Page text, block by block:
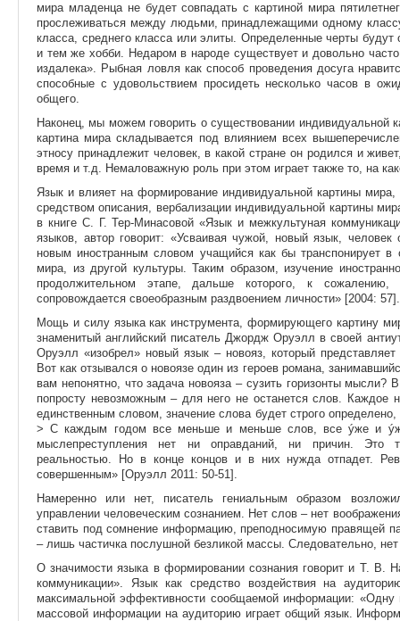
мира младенца не будет совпадать с картиной мира
прослеживаться между людьми, принадлежащими одному
класса, среднего класса или элиты. Определенные черты
и тем же хобби. Недаром в народе существует и довольно
издалека». Рыбная ловля как способ проведения досуга
способные с удовольствием просидеть несколько часов в
общего.
Наконец, мы можем говорить о существовании индивидуальной
картина мира складывается под влиянием всех
этносу принадлежит человек, в какой стране он родился и
время и т.д. Немаловажную роль при этом играет также то, на
Язык и влияет на формирование индивидуальной картины
средством описания, вербализации индивидуальной картины
в книге С. Г. Тер-Минасовой «Язык и межкультуная
языков, автор говорит: «Усваивая чужой, новый язык,
новым иностранным словом учащийся как бы транспонирует в
мира, из другой культуры. Таким образом, изучение
продолжительном этапе, дальше которого, к
сопровождается своеобразным раздвоением личности» [2004: 57].
Мощь и силу языка как инструмента, формирующего картину
знаменитый английский писатель Джордж Оруэлл в своей
Оруэлл «изобрел» новый язык – новояз, который
Вот как отзывался о новоязе один из героев романа,
вам непонятно, что задача новояза – сузить горизонты
попросту невозможным – для него не останется слов. Каждое
единственным словом, значение слова будет строго
> С каждым годом все меньше и меньше слов, все ýже и
мыслепреступления нет ни оправданий, ни причин. Это
реальностью. Но в конце концов и в них нужда отпадет.
совершенным» [Оруэлл 2011: 50-51].
Намеренно или нет, писатель гениальным образом
управлении человеческим сознанием. Нет слов – нет
ставить под сомнение информацию, преподносимую правящей
– лишь частичка послушной безликой массы. Следовательно,
О значимости языка в формировании сознания говорит и Т. В.
коммуникации». Язык как средство воздействия на
максимальной эффективности сообщаемой информации:
массовой информации на аудиторию играет общий язык.